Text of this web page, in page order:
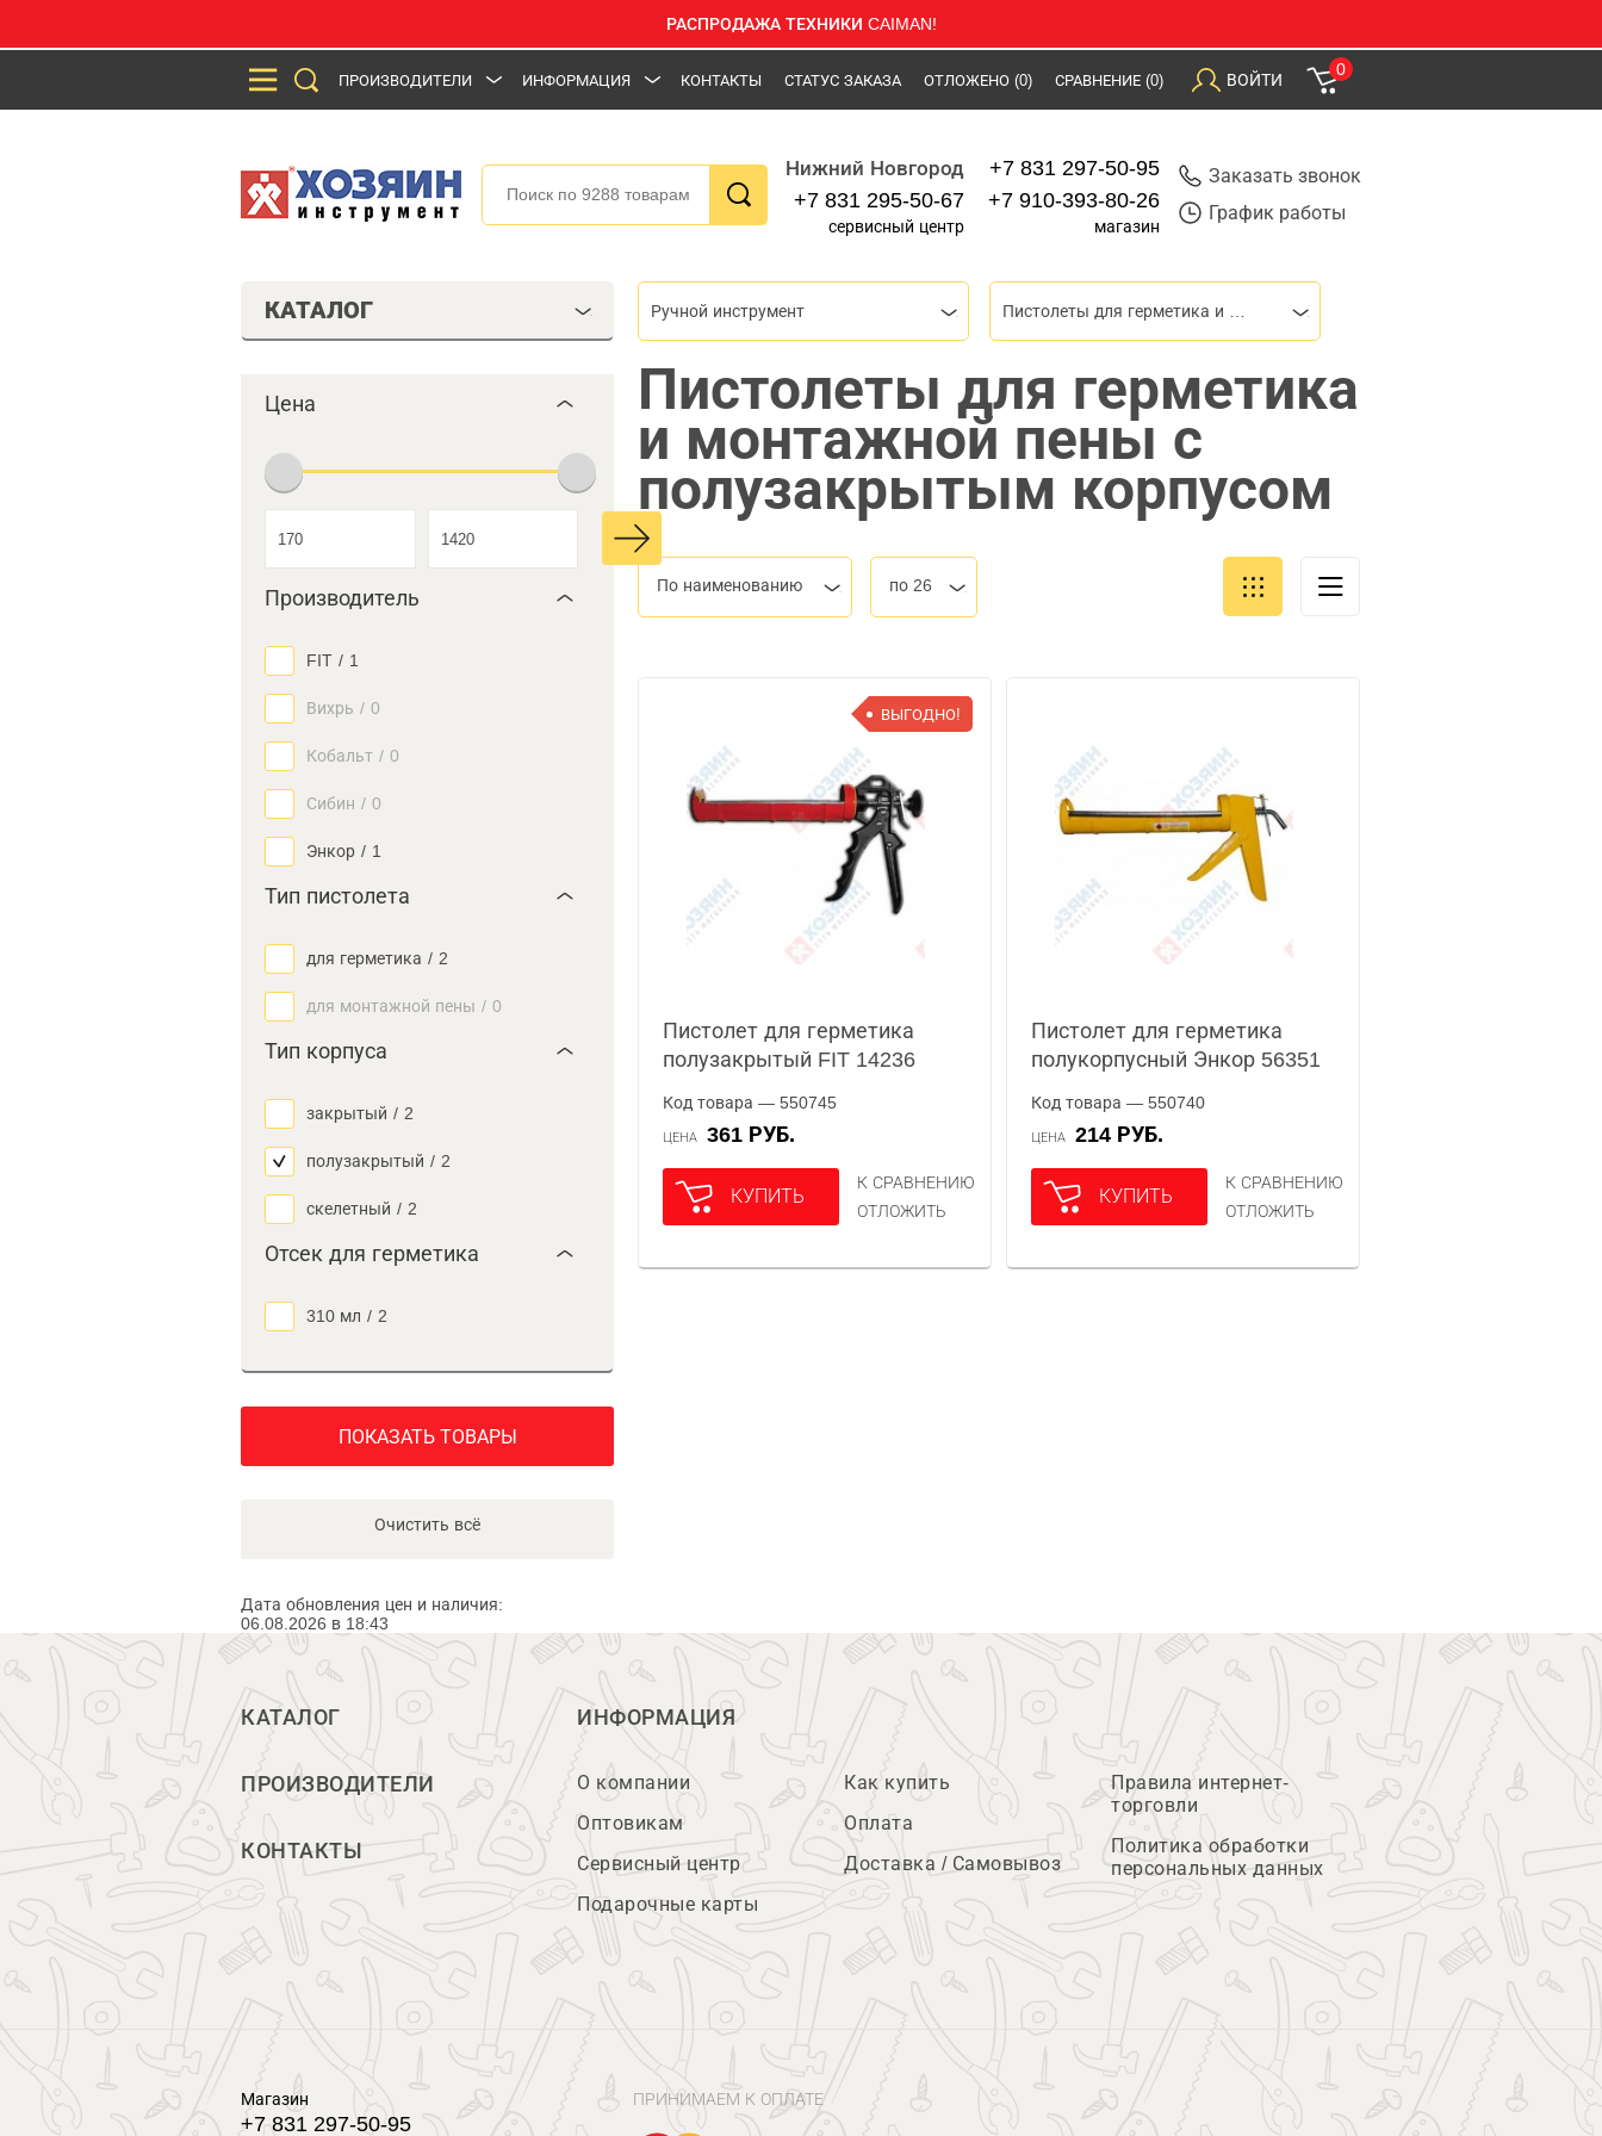
РАСПРОДАЖА ТЕХНИКИ CAIMAN!
ПРОИЗВОДИТЕЛИ ИНФОРМАЦИЯ КОНТАКТЫ СТАТУС ЗАКАЗА ОТЛОЖЕНО (0) СРАВНЕНИЕ (0) ВОЙТИ
0
Нижний Новгород
+7 831 295-50-67
сервисный центр
+7 831 297-50-95
+7 910-393-80-26
магазин
Заказать звонок
График работы
КАТАЛОГ
Цена
Производитель
FIT / 1
Вихрь / 0
Кобальт / 0
Сибин / 0
Энкор / 1
Тип пистолета
для герметика / 2
для монтажной пены / 0
Тип корпуса
закрытый / 2
полузакрытый / 2
скелетный / 2
Отсек для герметика
310 мл / 2
ПОКАЗАТЬ ТОВАРЫ
Очистить всё
Дата обновления цен и наличия:
06.08.2026 в 18:43
Ручной инструмент
Пистолеты для герметика
и монтажной пены с
полузакрытым корпусом
По наименованию по 26
ВЫГОДНО!
Пистолет для герметика
полузакрытый FIT 14236
Код товара — 550745
ЦЕНА 361 РУБ.
КУПИТЬ
К СРАВНЕНИЮ
ОТЛОЖИТЬ
Пистолет для герметика
полукорпусный Энкор 56351
Код товара — 550740
ЦЕНА 214 РУБ.
КУПИТЬ
К СРАВНЕНИЮ
ОТЛОЖИТЬ
КАТАЛОГ
ПРОИЗВОДИТЕЛИ
КОНТАКТЫ
ИНФОРМАЦИЯ
О компании
Оптовикам
Сервисный центр
Подарочные карты
Как купить
Оплата
Доставка / Самовывоз
Правила интернет-
торговли
Политика обработки
персональных данных
Магазин
+7 831 297-50-95
ПРИНИМАЕМ К ОПЛАТЕ